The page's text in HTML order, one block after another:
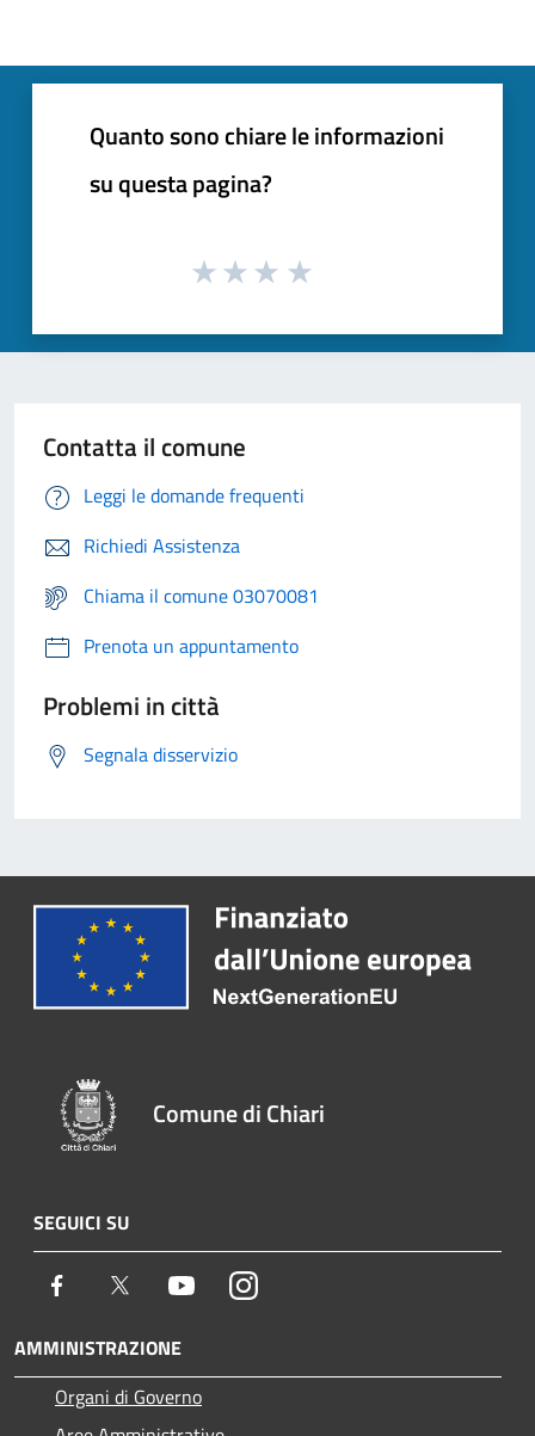
Quanto sono chiare le informazioni
su questa pagina?
Contatta il comune
Leggi le domande frequenti
Richiedi Assistenza
Chiama il comune 03070081
Prenota un appuntamento
Problemi in città
Segnala disservizio
Comune di Chiari
SEGUICI SU
Facebook Twitter YoutubeInstagram
AMMINISTRAZIONE
Organi di Governo